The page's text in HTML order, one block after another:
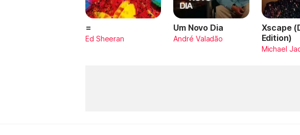
=
Ed Sheeran
Um Novo Dia
André Valadão
Xscape
Edition)
Michael